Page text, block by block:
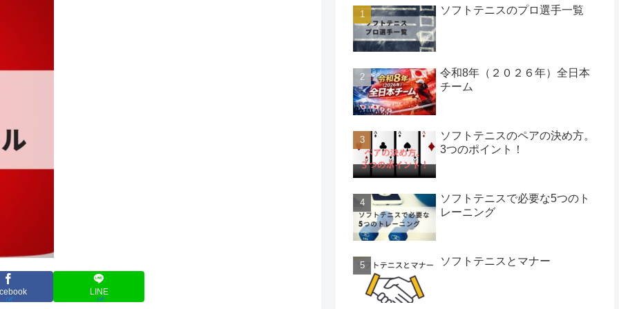
LINE
ソフトテニスのプロ選手一覧
令和8年（２０２６年）全日本
チーム
ソフトテニスのペアの決め方。
3つのポイント！
ソフトテニスで必要な5つのト
レーニング
ソフトテニスとマナー